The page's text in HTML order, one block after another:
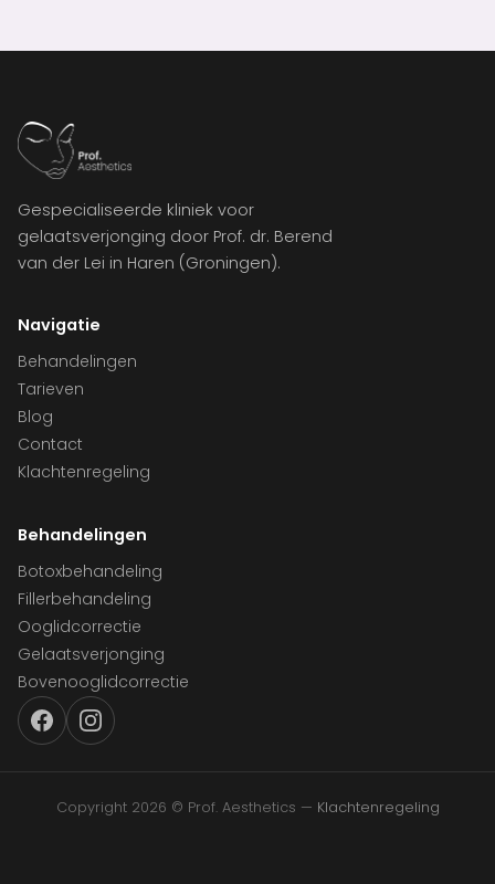
Gespecialiseerde kliniek voor
gelaatsverjonging door Prof. dr. Berend
van der Lei in Haren (Groningen).
Navigatie
Behandelingen
Tarieven
Blog
Contact
Klachtenregeling
Behandelingen
Botoxbehandeling
Fillerbehandeling
Ooglidcorrectie
Gelaatsverjonging
Bovenooglidcorrectie
Copyright 2026 © Prof. Aesthetics — Klachtenregeling